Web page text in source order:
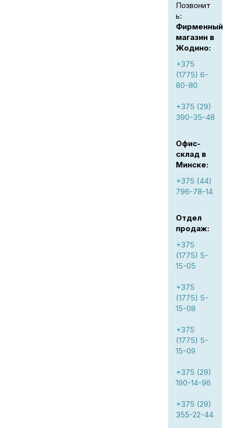
Позвонит
ь:
Фирменный
магазин в
Жодино:
+375
(1775) 6-
80-80
+375 (29)
390-35-48
Офис-
склад в
Минске:
+375 (44)
796-78-14
Отдел
продаж:
+375
(1775) 5-
15-05
+375
(1775) 5-
15-08
+375
(1775) 5-
15-09
+375 (29)
190-14-96
+375 (29)
355-22-44